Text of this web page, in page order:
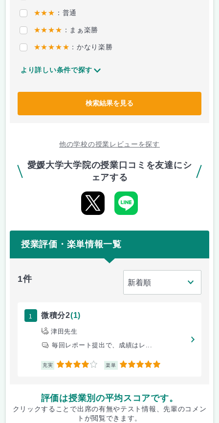
★★★ ：普通
★★★★ ：まぁ楽勝
★★★★★ ：かなり楽勝
より詳しい条件で探す
検索結果を見る
他の学校の授業レビューを探す
愛媛大学大学院の授業口コミを友達にシ
ェアする
授業評価・楽単情報一覧
1件
1 微積分2(1)
津田先生
毎回レポート提出で、成績はレ...
充実 4 楽単 5
評価は授業別の平均スコアです。
クリックすることで出席の有無やテスト情報、先輩のコメン
トが閲覧できます。